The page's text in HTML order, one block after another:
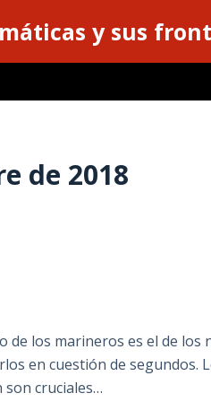
y sus
de 2018
de los marineros es el de los
en cuestión de segundos.
son cruciales…